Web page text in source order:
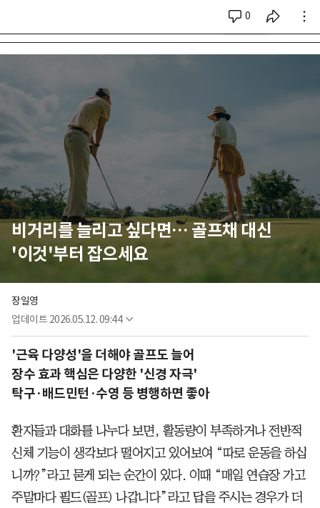
0
시리즈 전체
비거리를 늘리고 싶다면… 골프채 대신
'이것'부터 잡으세요
장일영
업데이트 2026.05.12. 09:44
'근육 다양성'을 더해야 골프도 늘어
장수 효과 핵심은 다양한 '신경 자극'
탁구·배드민턴·수영 등 병행하면 좋아
환자들과 대화를 나누다 보면, 활동량이 부족하거나 전반적
신체 기능이 생각보다 떨어지고 있어보여 “따로 운동을 하십
니까?”라고 묻게 되는 순간이 있다. 이때 “매일 연습장 가고
주말마다 필드(골프) 나갑니다”라고 답을 주시는 경우가 더